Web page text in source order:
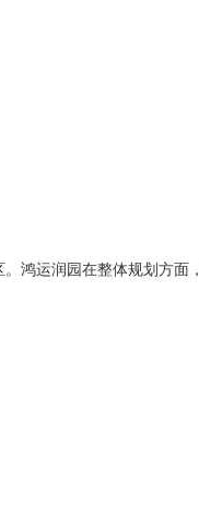
鸿运润园在整体规划方面，